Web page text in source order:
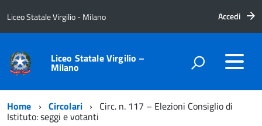
Liceo Statale Virgilio - Milano Accedi
Liceo Statale Virgilio –
Milano
Home Circolari Circ. n. 117 – Elezioni Consiglio di
Istituto: seggi e votanti